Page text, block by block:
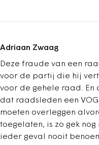
Adriaan Zwaag
Deze fraude van een
voor de partij die hij
voor de gehele raad. En
dat raadsleden een
moeten overleggen
toegelaten, is zo gek nog
ieder geval nooit